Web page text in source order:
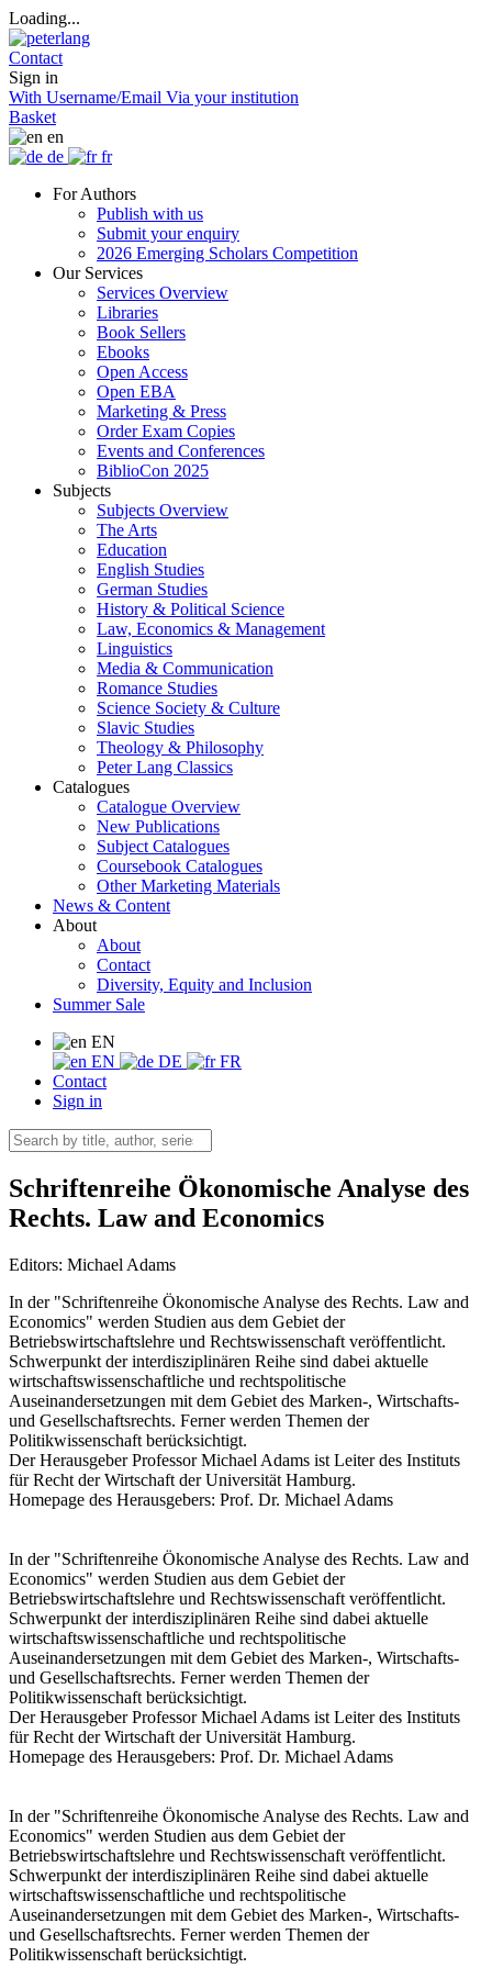
Loading...
Contact
Sign in
With Username/Email Via your institution
Basket
en
de
fr
For Authors
Publish with us
Submit your enquiry
2026 Emerging Scholars Competition
Our Services
Services Overview
Libraries
Book Sellers
Ebooks
Open Access
Open EBA
Marketing & Press
Order Exam Copies
Events and Conferences
BiblioCon 2025
Subjects
Subjects Overview
The Arts
Education
English Studies
German Studies
History & Political Science
Law, Economics & Management
Linguistics
Media & Communication
Romance Studies
Science Society & Culture
Slavic Studies
Theology & Philosophy
Peter Lang Classics
Catalogues
Catalogue Overview
New Publications
Subject Catalogues
Coursebook Catalogues
Other Marketing Materials
News & Content
About
About
Contact
Diversity, Equity and Inclusion
Summer Sale
EN
EN
DE
FR
Contact
Sign in
Schriftenreihe Ökonomische Analyse des
Rechts. Law and Economics
Editors: Michael Adams
In der "Schriftenreihe Ökonomische Analyse des Rechts. Law and
Economics" werden Studien aus dem Gebiet der
Betriebswirtschaftslehre und Rechtswissenschaft veröffentlicht.
Schwerpunkt der interdisziplinären Reihe sind dabei aktuelle
wirtschaftswissenschaftliche und rechtspolitische
Auseinandersetzungen mit dem Gebiet des Marken-, Wirtschafts-
und Gesellschaftsrechts. Ferner werden Themen der
Politikwissenschaft berücksichtigt.
Der Herausgeber Professor Michael Adams ist Leiter des Instituts
für Recht der Wirtschaft der Universität Hamburg.
Homepage des Herausgebers: Prof. Dr. Michael Adams
In der "Schriftenreihe Ökonomische Analyse des Rechts. Law and
Economics" werden Studien aus dem Gebiet der
Betriebswirtschaftslehre und Rechtswissenschaft veröffentlicht.
Schwerpunkt der interdisziplinären Reihe sind dabei aktuelle
wirtschaftswissenschaftliche und rechtspolitische
Auseinandersetzungen mit dem Gebiet des Marken-, Wirtschafts-
und Gesellschaftsrechts. Ferner werden Themen der
Politikwissenschaft berücksichtigt.
Der Herausgeber Professor Michael Adams ist Leiter des Instituts
für Recht der Wirtschaft der Universität Hamburg.
Homepage des Herausgebers: Prof. Dr. Michael Adams
In der "Schriftenreihe Ökonomische Analyse des Rechts. Law and
Economics" werden Studien aus dem Gebiet der
Betriebswirtschaftslehre und Rechtswissenschaft veröffentlicht.
Schwerpunkt der interdisziplinären Reihe sind dabei aktuelle
wirtschaftswissenschaftliche und rechtspolitische
Auseinandersetzungen mit dem Gebiet des Marken-, Wirtschafts-
und Gesellschaftsrechts. Ferner werden Themen der
Politikwissenschaft berücksichtigt.